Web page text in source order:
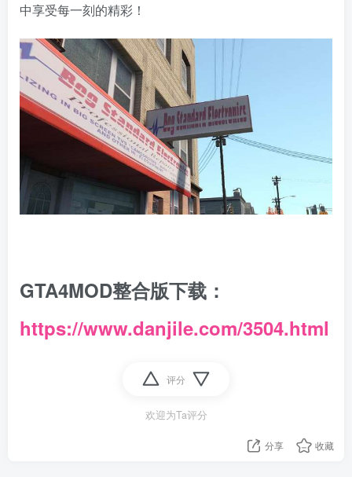
中享受每一刻的精彩！
GTA4MOD整合版下载：
https://www.danjile.com/3504.html
评分
欢迎为Ta评分
分享 收藏